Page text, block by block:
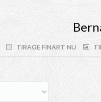
TIRAGE FINART NU